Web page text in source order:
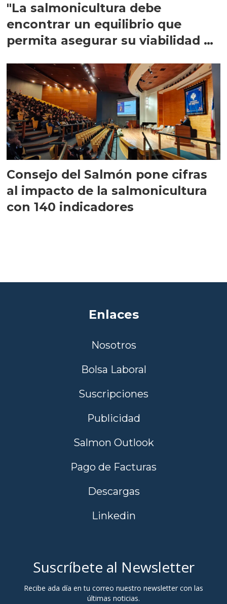
"La salmonicultura debe
encontrar un equilibrio que
permita asegurar su viabilidad de
Consejo del Salmón pone cifras
al impacto de la salmonicultura
con 140 indicadores
Enlaces
Nosotros
Bolsa Laboral
Suscripciones
Publicidad
Salmon Outlook
Pago de Facturas
Descargas
Linkedin
Suscríbete al Newsletter
Recibe ada día en tu correo nuestro newsletter con las
últimas noticias.